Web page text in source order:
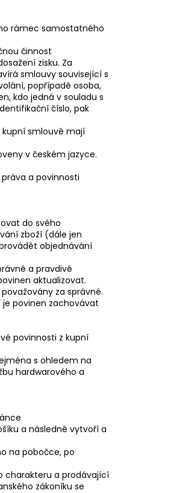
rámec samostatného
činnost
zisku. Za
smlouvy související s
popřípadě osoba,
kdo jedná v souladu s
číslo, pak
kupní smlouvě mají
v českém jazyce.
a povinnosti
do svého
zboží (dále jen
objednávání
a pravdivě
aktualizovat.
za správné.
je povinen zachovávat
povinnosti z kupní
s ohledem na
hardwarového a
a následně vytvoří a
na pobočce, po
charakteru a prodávající
zákoníku se